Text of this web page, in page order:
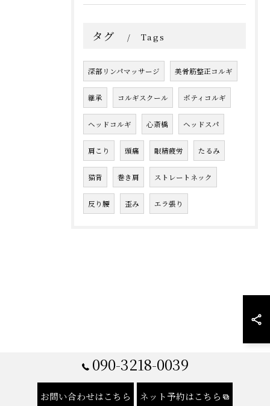
タグ Tags
深部リンパマッサージ 美骨筋整正コルギ
継承 コルギスクール ボティコルギ
ヘッドコルギ 心斎橋 ヘッドスパ
肩こり 頭痛 眼精疲労 たるみ
猫背 巻き肩 ストレートネック
反り腰 歪み エラ張り
090-3218-0039
お問い合わせはこちら ネット予約はこちら